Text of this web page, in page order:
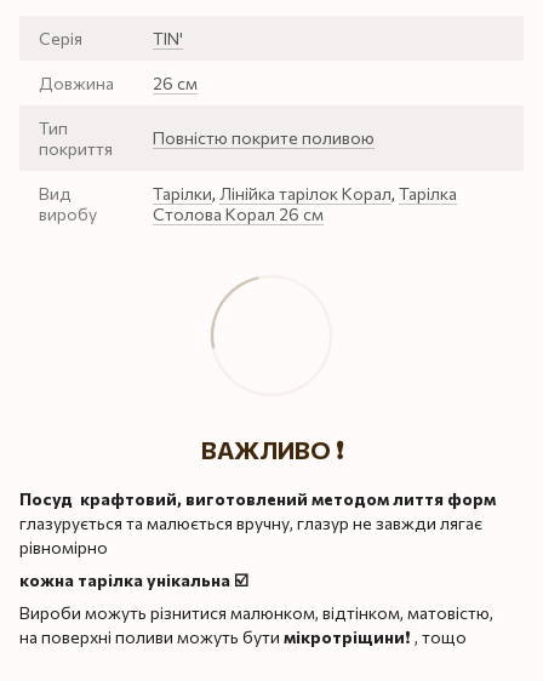
Серія TIN'
Довжина 26 см
Тип
покриття
Повністю покрите поливою
Вид
виробу
Тарілки, Лінійка тарілок Корал, Тарілка
Столова Корал 26 см
ВАЖЛИВО ❗️
Посуд крафтовий, виготовлений методом лиття форм
глазурується та малюється вручну, глазур не завжди лягає
рівномірно
кожна тарілка унікальна ☑️
Вироби можуть різнитися малюнком, відтінком, матовістю,
на поверхні поливи можуть бути мікротріщини❗️ , тощо